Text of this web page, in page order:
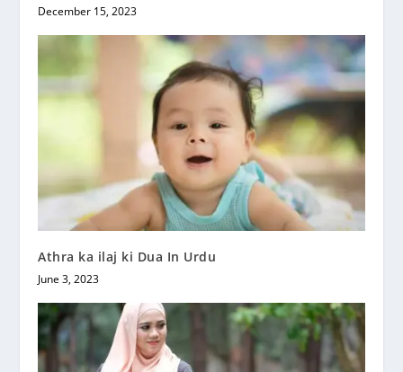
December 15, 2023
Athra ka ilaj ki Dua In Urdu
June 3, 2023